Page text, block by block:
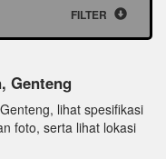
FILTER
Genteng
lihat spesifikasi
foto, serta lihat lokasi